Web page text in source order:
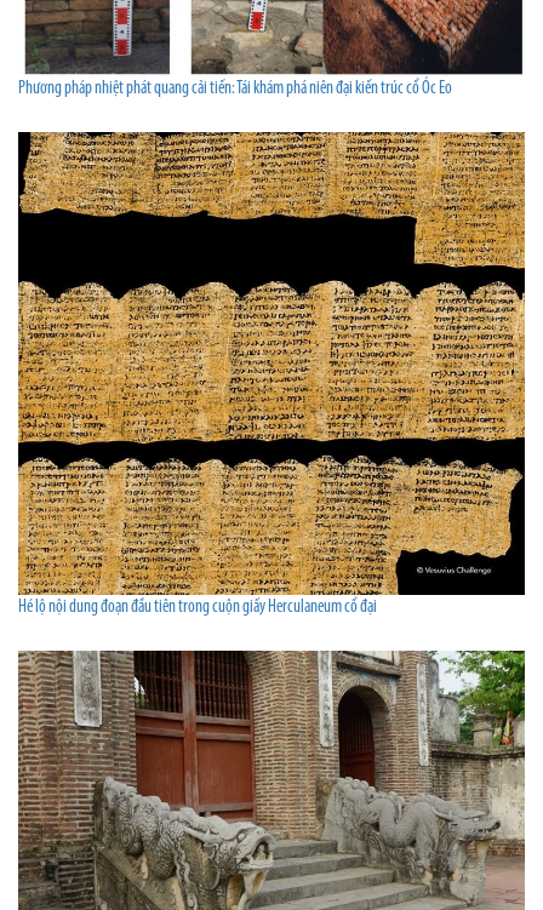
Phương pháp nhiệt phát quang cải tiến: Tái khám phá niên đại kiến trúc cổ Óc Eo
Hé lộ nội dung đoạn đầu tiên trong cuộn giấy Herculaneum cổ đại